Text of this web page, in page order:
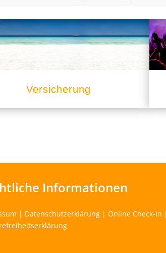
Versicherung
Informationen
| Datenschutzerklärung| Online Check-In |